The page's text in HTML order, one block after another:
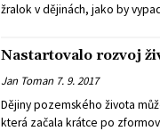
žralok v dějinách, jako by
Nežil přitom nijak dávno.
proháněl ještě před několika
vymřel? Skupina evropských a
pádné vysvětlení. Na hranici
odehrálo dosud neznámé
Nastartovalo rozvoj
Jan Toman 7. 9. 2017
Dějiny pozemského života
která začala krátce po